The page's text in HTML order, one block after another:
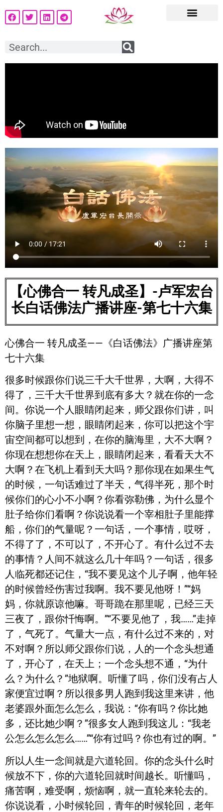
【心佛合一 转凡成圣】-卢军宏台
长白话佛法广播讲座-第七十六集
心佛合一 转凡成圣——《白话佛法》广播讲座第
七十六集
很多时候跟你们说三千大千世界，大啊，大得不
得了，三千大千世界到底有多大？就在你的一念
间。你说一个人眼睛闭起来，师父跟你们讲，叫
你脑子里想一想，眼睛闭起来，你可以把这个宇
宙空间都可以想到，在你的脑海里，大不大啊？
你现在想想你在天上，眼睛闭起来，看看天大不
大啊？在飞机上看到天大吗？那你现在如果生气
的时候，一句话难过了半天，气得半死，那个时
候你们的心小不小啊？你看弥勒佛，为什么显个
肚子给你们看啊？你说说看一个宰相肚子里能撑
船，你们的气量呢？一句话，一个事情，哎呀，
不得了了，不可以了，不开心了。有什么过不去
的事情？人间不就这么几十年吗？一句话，很多
人临死都还记住，“我不要见这个儿子啊，他年轻
的时候曾经伤害过我啊。我不要见他呀！”“妈
妈，你就原谅他嘛。哥哥跪在那里呢，已经三天
三夜了，跟你忏悔啊。”“不要见他了，我……”走掉
了，气死了。气量大一点，有什么过不来的，对
不对啊？所以师父跟你们说，人的一个念头想通
了，开心了，在天上；一个念头想不通，“为什
么？为什么？”地狱啊。听懂了吗，你们没有占人
家便宜过啊？所以很多男人跑到我这里来讲，他
老婆跟外面怎么怎么，我说：“你有吗？你比她
多，还比她少啊？”很多女人跑到我这儿：“我老
公怎么怎么怎么……”“你有过吗？你也有过的啊。”
所以人生一念间就是六道轮回。你的念头什么时
候放不下，你的六道轮回就时间越长。听懂吗，
痛苦啊，难受啊，烦恼啊，就一直轮来轮去的。
你说说看，小时候轮回，青年的时候轮回，老年